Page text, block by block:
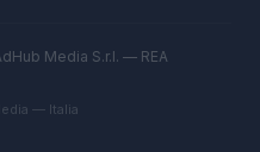
Media S.r.l. — REA
— Italia